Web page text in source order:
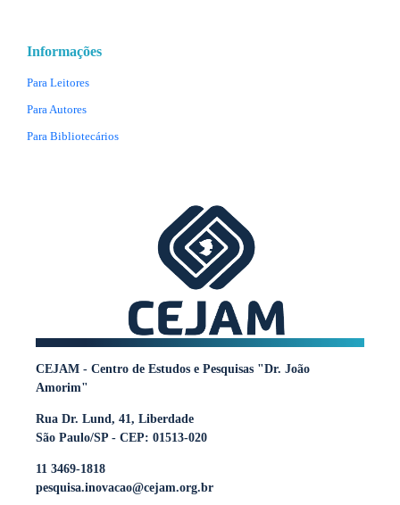
Informações
Para Leitores
Para Autores
Para Bibliotecários
CEJAM - Centro de Estudos e Pesquisas "Dr. João
Amorim"
Rua Dr. Lund, 41, Liberdade
São Paulo/SP - CEP: 01513-020
11 3469-1818
pesquisa.inovacao@cejam.org.br